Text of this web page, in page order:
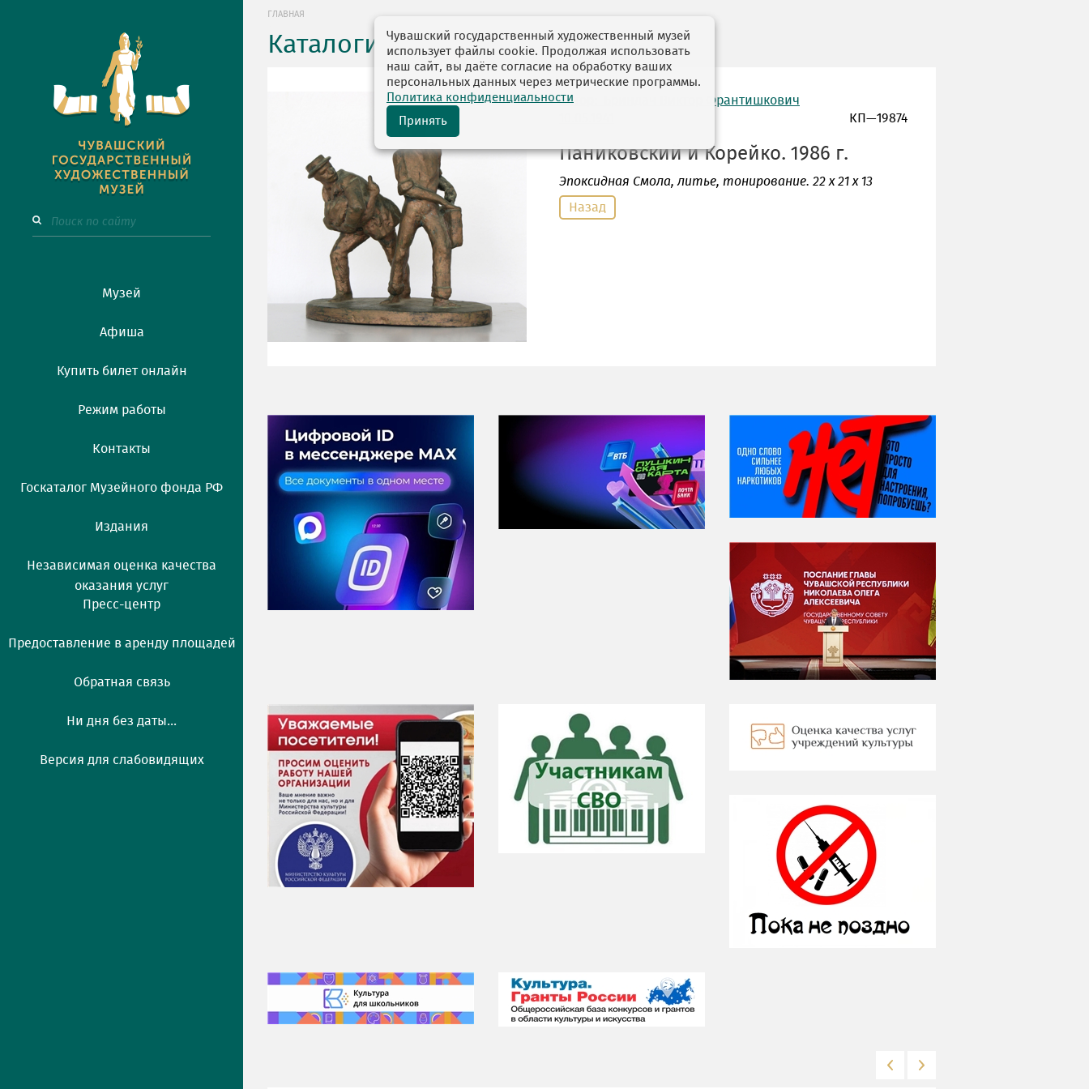
Музей
Афиша
Купить билет онлайн
Режим работы
Контакты
Госкаталог Музейного фонда РФ
Издания
Независимая оценка качества
оказания услуг
Пресс-центр
Предоставление в аренду площадей
Обратная связь
Ни дня без даты...
Версия для слабовидящих
ГЛАВНАЯ
Каталоги выставок
автор: Бриндач Виктор Франтишкович
КП—19874
Паниковский и Корейко. 1986 г.
Эпоксидная Смола, литье, тонирование. 22 х 21 х 13
Назад
НИ ДНЯ БЕЗ ДАТЫ...
07 августа
Я встретил вас – и
всё былое...
Чувашский государственный художественный музей
использует файлы cookie. Продолжая использовать
наш сайт, вы даёте согласие на обработку ваших
персональных данных через метрические программы.
Политика конфиденциальности
Принять